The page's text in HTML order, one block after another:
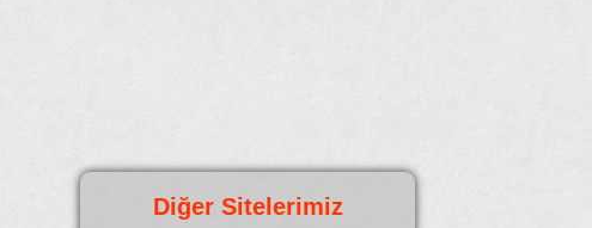
Diğer Sitelerimiz